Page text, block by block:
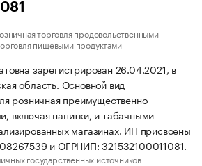
торговля продовольственными
пищевыми продуктами
зарегистрирован 26.04.2021, в
область. Основной вид
розничная преимущественно
включая напитки, и табачными
магазинах. ИП присвоены
и ОГРНИП: 321532100011081.
государственных источников.